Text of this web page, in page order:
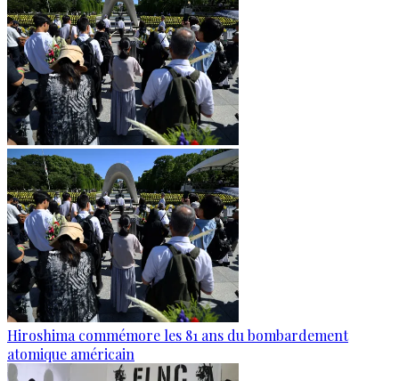
Hiroshima commémore les 81 ans du bombardement
atomique américain